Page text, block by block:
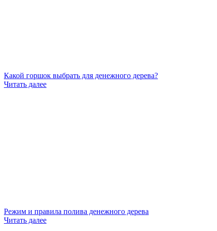
Какой горшок выбрать для денежного дерева?
Читать далее
Режим и правила полива денежного дерева
Читать далее